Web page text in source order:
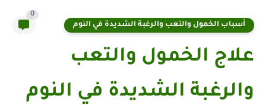
أسباب الخمول والتعب والرغبة الشديدة في النوم
0
علاج الخمول والتعب
والرغبة الشديدة في النوم